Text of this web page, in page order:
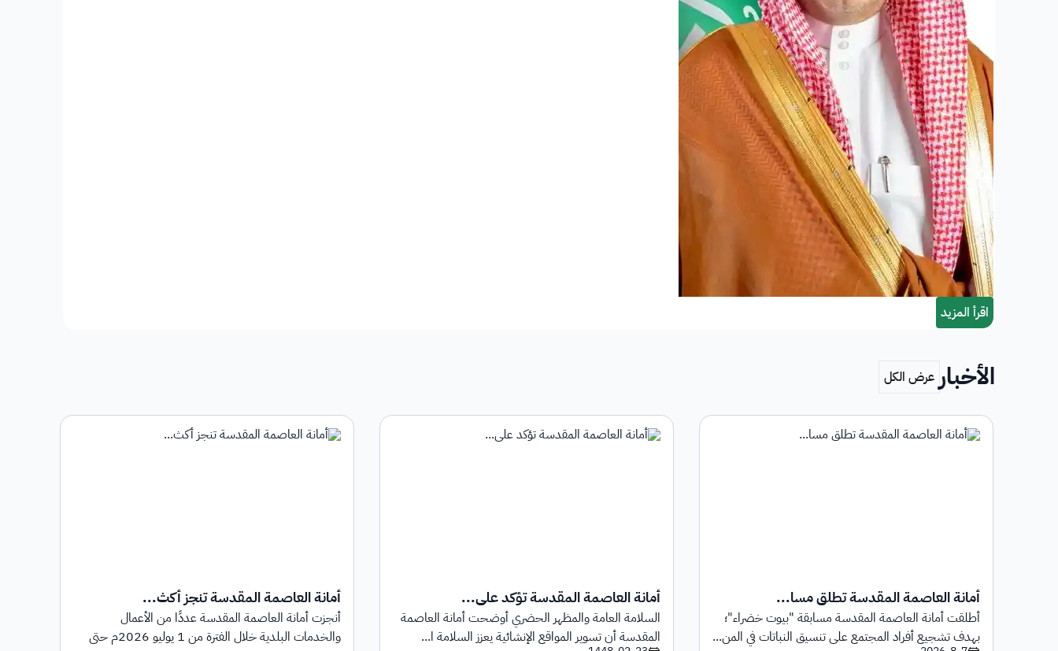
الأخبار
أمانة العاصمة المقدسة تطلق مسا...
أطلقت أمانة العاصمة المقدسة مسابقة "بيوت خضراء"؛
بهدف تشجيع أفراد المجتمع على تنسيق النباتات في المن...
أمانة العاصمة المقدسة تؤكد على...
السلامة العامة والمظهر الحضري أوضحت أمانة العاصمة
المقدسة أن تسوير المواقع الإنشائية يعزز السلامة ا...
أمانة العاصمة المقدسة تنجز أكث...
أنجزت أمانة العاصمة المقدسة عددًا من الأعمال
والخدمات البلدية خلال الفترة من 1 يوليو 2026م حتى